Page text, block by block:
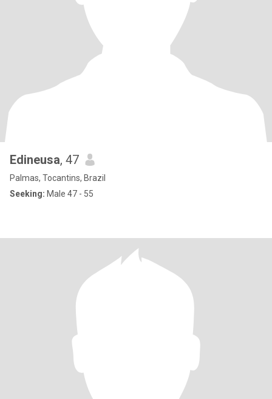
Edineusa, 47
Palmas, Tocantins, Brazil
Seeking: Male 47 - 55